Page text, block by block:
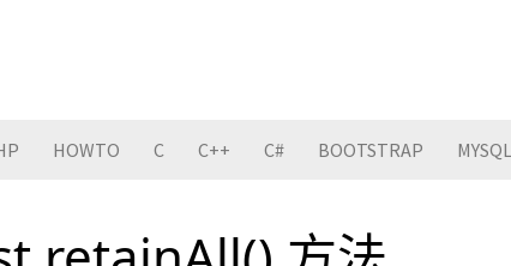
HOWTO C C++ C# BOOTSTRAP MYSQL